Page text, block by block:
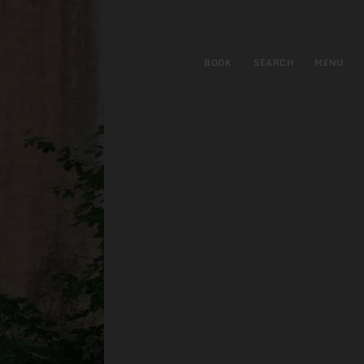
BOOK SEARCH MENU